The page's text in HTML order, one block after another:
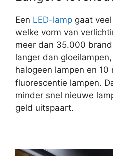
Een LED-lamp gaat
welke vorm van
meer dan 35.000
langer dan
halogeen lampen en 10
fluorescentie lampen.
minder snel nieuwe
geld uitspaart.